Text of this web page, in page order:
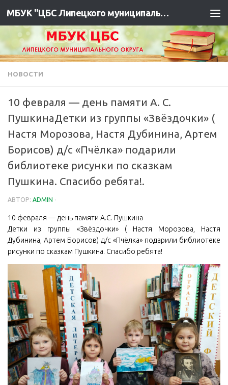
МБУК "ЦБС Липецкого муниципального района"
НОВОСТИ
️10 февраля — день памяти А. С.
ПушкинаДетки из группы «Звёздочки» (
Настя Морозова, Настя Дубинина, Артем
Борисов) д/с «Пчёлка» подарили
библиотеке рисунки по сказкам
Пушкина. Спасибо ребята!.
АВТОР: ADMIN ·
️10 февраля — день памяти А.С. Пушкина
Детки из группы «Звёздочки» ( Настя Морозова, Настя
Дубинина, Артем Борисов) д/с «Пчёлка» подарили библиотеке
рисунки по сказкам Пушкина. Спасибо ребята!